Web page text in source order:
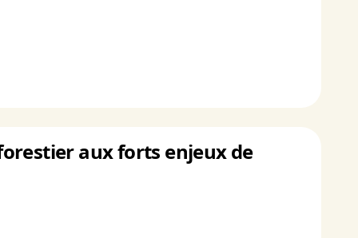
aux forts enjeux de